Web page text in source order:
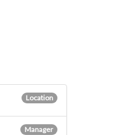
Location
Manager